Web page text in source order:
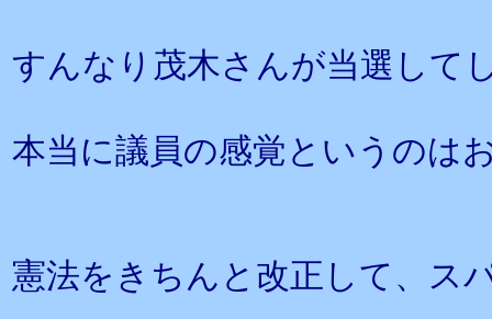
すんなり茂木さんが当選して
本当に議員の感覚というのは
憲法をきちんと改正して、ス